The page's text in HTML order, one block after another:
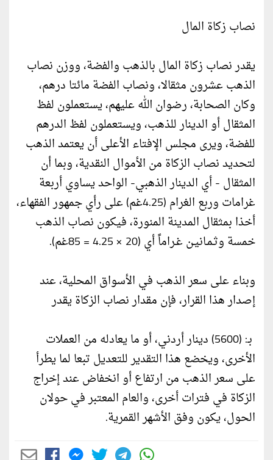
نصاب زكاة المال
يقدر نصاب زكاة المال بالذهب والفضة، ووزن نصاب
الذهب عشرون مثقالا، ونصاب الفضة مائتا درهم،
وكان الصحابة، رضوان الله عليهم، يستعملون لفظ
المثقال أو الدينار للذهب، ويستعملون لفظ الدرهم
للفضة، ويرى مجلس الإفتاء الأعلى أن يعتمد الذهب
لتحديد نصاب الزكاة من الأموال النقدية، وبما أن
المثقال - أي الدينار الذهبي- الواحد يساوي أربعة
غرامات وربع الغرام (4.25غم) على رأي جمهور الفقهاء،
أخذا بمثقال المدينة المنورة، فيكون نصاب الذهب
خمسة وثـمـانيـن غـراماً أي (20 × 4.25 = 85غم).
وبناء على سعر الذهب في الأسواق المحلية، عند
إصدار هذا القرار، فإن مقدار نصاب الزكاة يقدر
بـ: (5600) دينار أردني، أو ما يعادله من العملات
الأخرى، ويخضع هذا التقدير للتعديل تبعا لما يطرأ
على سعر الذهب من ارتفاع أو انخفاض عند إخراج
الزكاة في فترات أخرى، والعام المعتبر في حولان
الحول، يكون وفق الأشهر القمرية.